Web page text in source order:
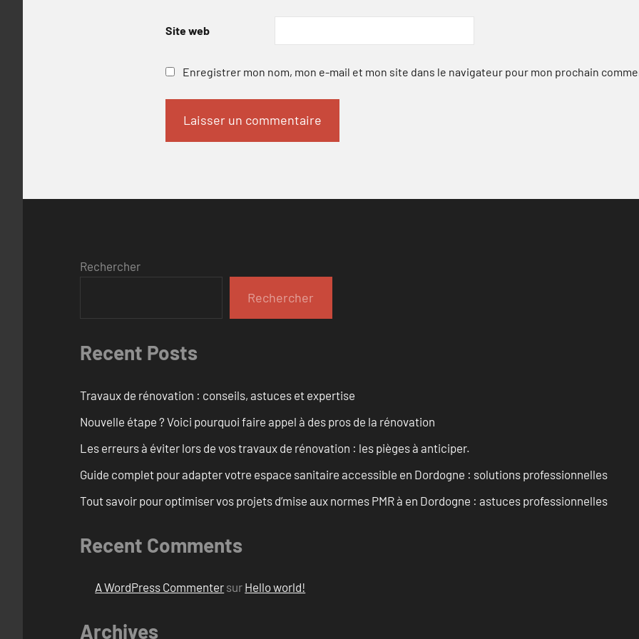
Site web
Enregistrer mon nom, mon e-mail et mon site dans le navigateur pour mon prochain
Rechercher
Rechercher
Recent Posts
Travaux de rénovation : conseils, astuces et expertise
Nouvelle étape ? Voici pourquoi faire appel à des pros de la rénovation
Les erreurs à éviter lors de vos travaux de rénovation : les pièges à anticiper.
Guide complet pour adapter votre espace sanitaire accessible en Dordogne : solutions professionnelles
Tout savoir pour optimiser vos projets d’mise aux normes PMR à en Dordogne : astuces professionnelles
Recent Comments
A WordPress Commenter sur Hello world!
Archives